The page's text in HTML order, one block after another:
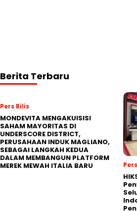
Berita Terbaru
Pers Rilis
MONDEVITA MENGAKUISISI
SAHAM MAYORITAS DI
UNDERSCORE DISTRICT,
PERUSAHAAN INDUK MAGLIANO,
SEBAGAI LANGKAH KEDUA
DALAM MEMBANGUN PLATFORM
MEREK MEWAH ITALIA BARU